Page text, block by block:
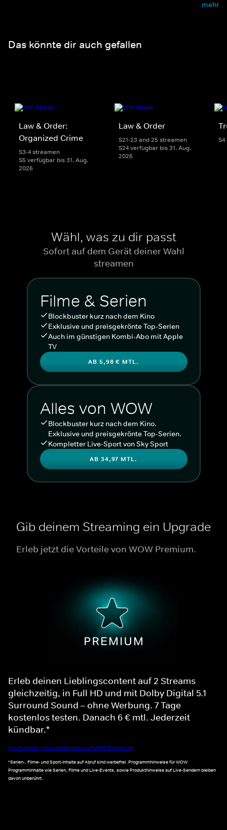
mehr
Das könnte dir auch gefallen
Law & Order:
Organized Crime
S3-4 streamen
S5 verfügbar bis 31. Aug.
2026
Law & Order
S21-23 and 25 streamen
S24 verfügbar bis 31. Aug.
2026
Wähl, was zu dir passt
Sofort auf dem Gerät deiner Wahl
streamen
Filme & Serien
Blockbuster kurz nach dem Kino
Exklusive und preisgekrönte Top-Serien
Auch im günstigen Kombi-Abo mit Apple
TV
AB 5,98 € MTL.
Alles von WOW
Blockbuster kurz nach dem Kino.
Exklusive und preisgekrönte Top-Serien.
Kompletter Live-Sport von Sky Sport
AB 34,97 MTL.
Gib deinem Streaming ein Upgrade
Erleb jetzt die Vorteile von WOW Premium.
Erleb deinen Lieblingscontent auf 2 Streams
gleichzeitig, in Full HD und mit Dolby Digital 5.1
Surround Sound – ohne Werbung. 7 Tage
kostenlos testen. Danach 6 € mtl. Jederzeit
kündbar.*
Noch mehr Informationen zu WOW Premium
*Serien-, Filme- und Sport-Inhalte auf Abruf sind werbefrei. Programmhinweise für WOW
Programminhalte wie Serien, Filme und Live-Events, sowie Produkthinweise auf Live-Sendern bleiben
davon unberührt.